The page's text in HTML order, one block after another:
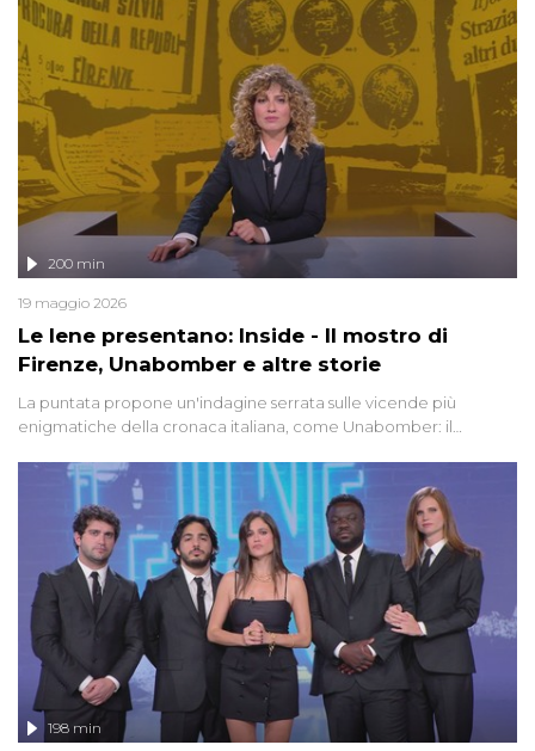
Le Iene presentano: Inside - Il mostro di
Firenze, Unabomber e altre storie
200 min
19 maggio 2026
La puntata propone un'indagine serrata sulle vicende più
enigmatiche della cronaca italiana, come Unabomber: il
'90 e il 2000 che, inquietantemente, potrebbe essere ancora in
libertà. Lo speciale affronta inoltre le zone d'ombra sul Mostro di
Firenze, le cui responsabilità appaiono ancora oggi avvolte in un
groviglio di dubbi mai chiariti. Nel corso dello speciale anche
l'intervista inedita a Olindo Romano, realizzata ne...
198 min